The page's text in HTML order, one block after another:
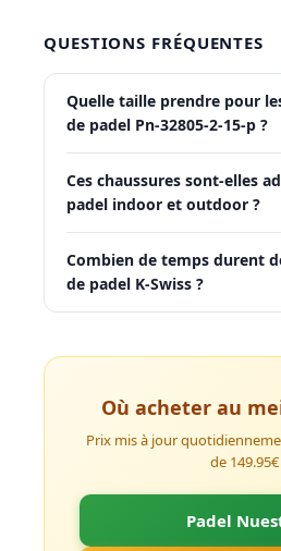
QUESTIONS FRÉQUENTES
Quelle taille prendre pour
de padel Pn-32805-2-15-p ?
Ces chaussures sont-elles
padel indoor et outdoor ?
Combien de temps durent
de padel K-Swiss ?
Où acheter au
Prix mis à jour
de 149.95€
Padel